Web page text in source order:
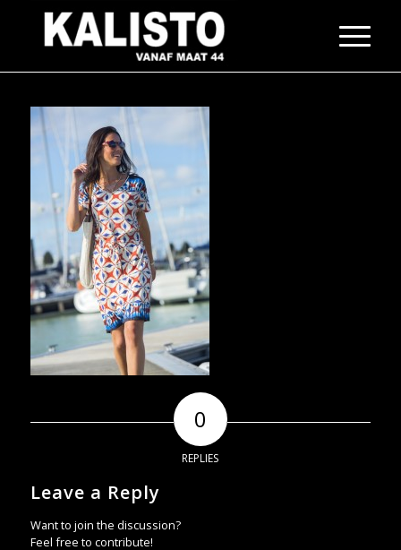
0
REPLIES
Leave a Reply
Want to join the discussion?
Feel free to contribute!